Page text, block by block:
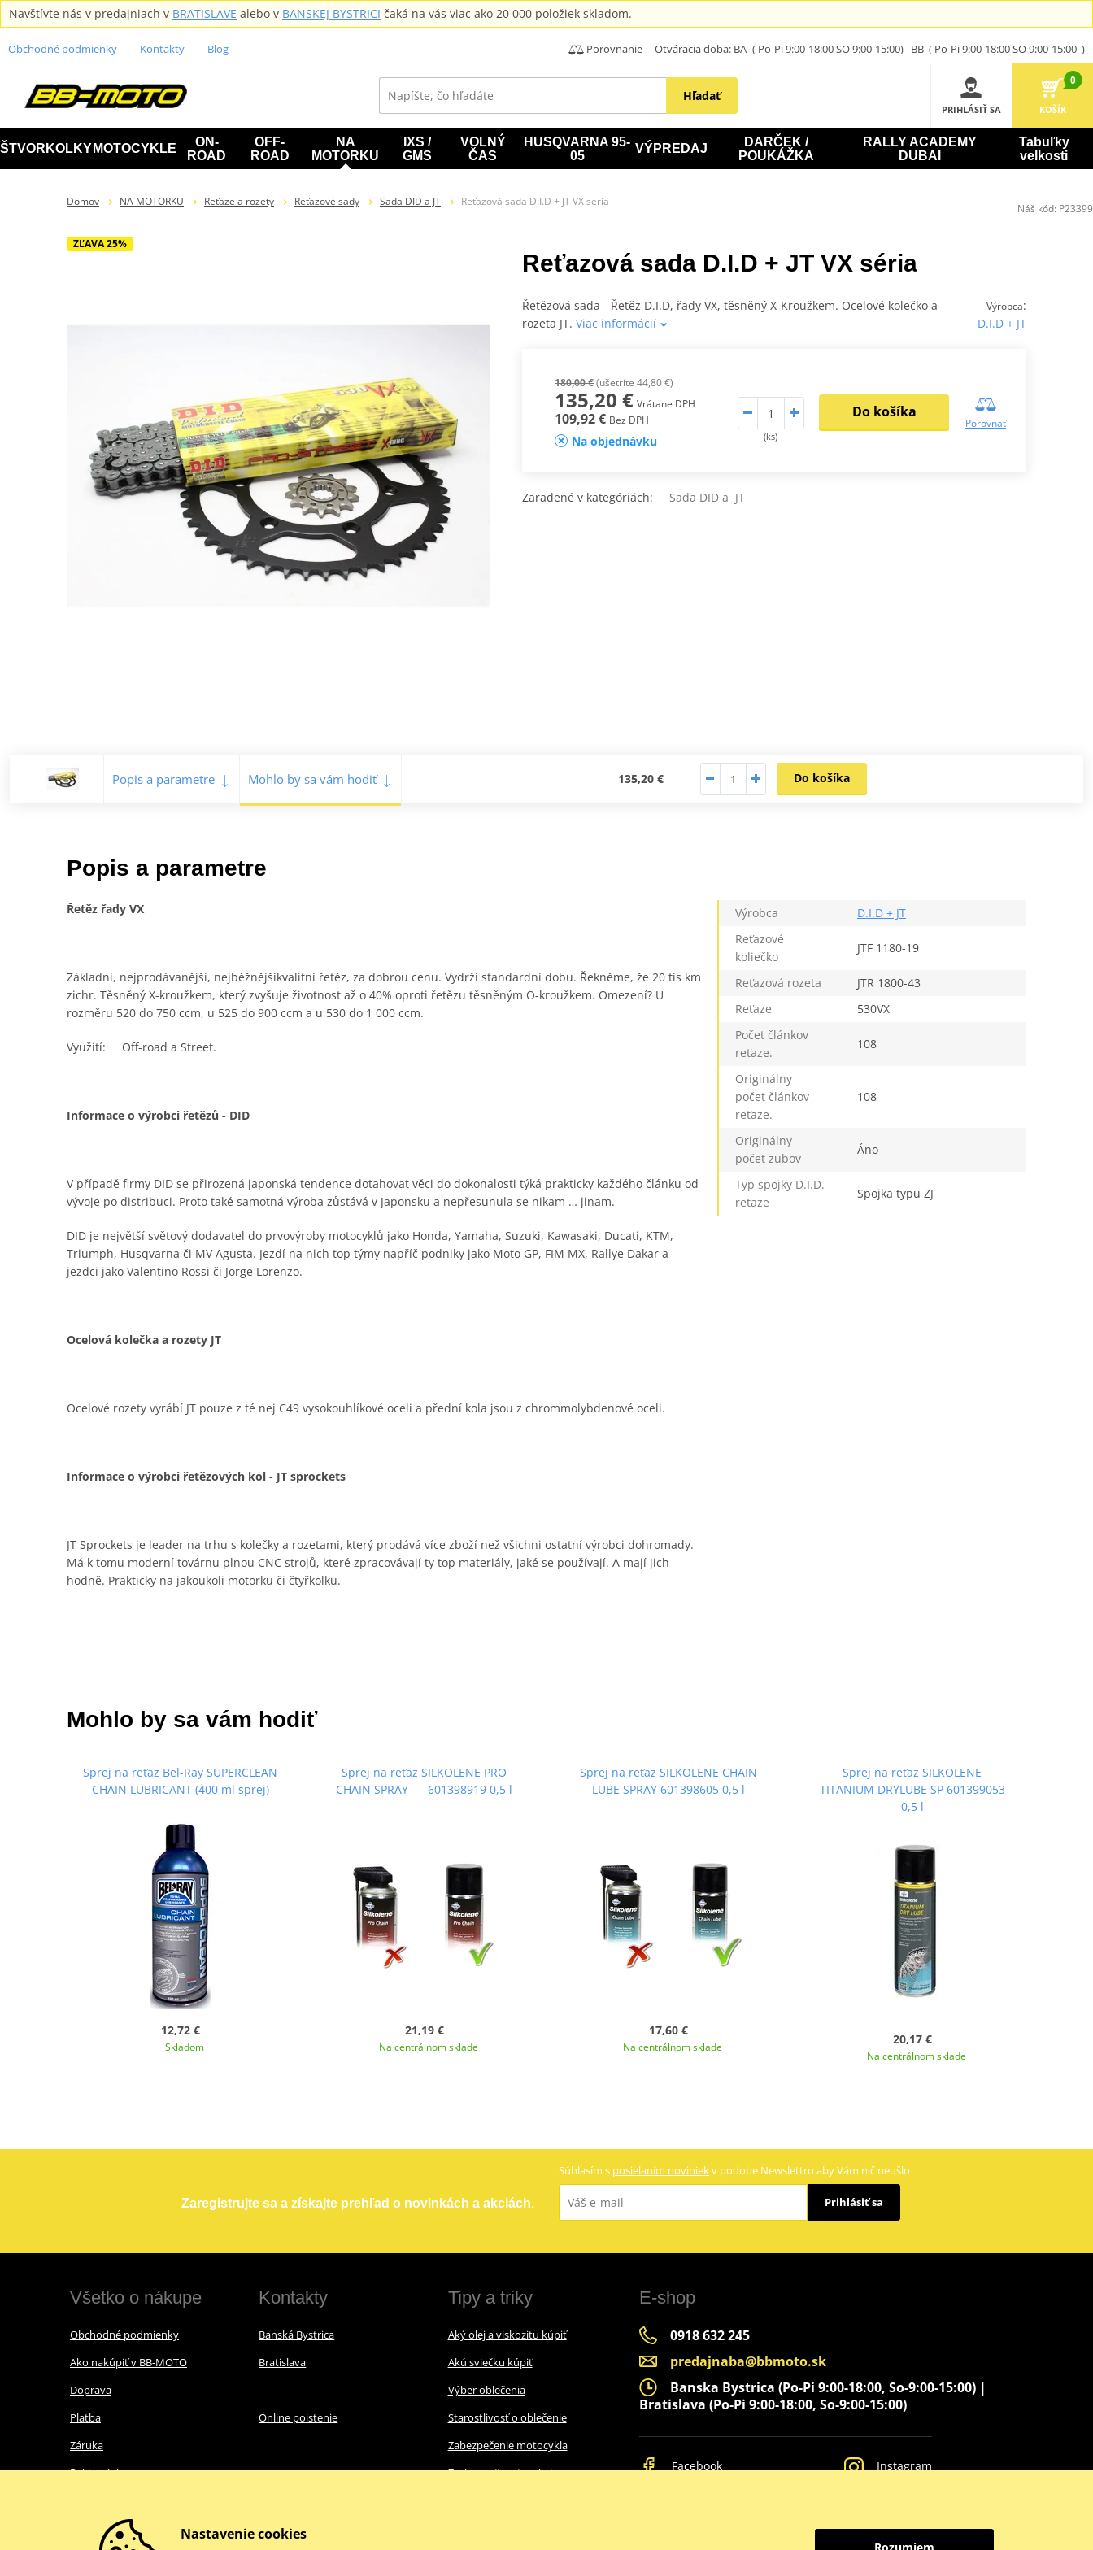
Navštívte nás v predajniach v BRATISLAVE alebo v BANSKEJ BYSTRICI čaká na vás viac ako 20 000 položiek skladom.
Obchodné podmienky Kontakty Blog Porovnanie Otváracia doba: BA- ( Po-Pi 9:00-18:00 SO 9:00-15:00) BB ( Po-Pi 9:00-18:00 SO 9:00-15:00 )
Hľadať
PRIHLÁSIŤ SA
0
KOŠÍK
ŠTVORKOLKY MOTOCYKLE
ON-
ROAD
OFF-
ROAD
NA
MOTORKU
IXS /
GMS
VOLNÝ
ČAS
HUSQVARNA 95-
05
VÝPREDAJ
DARČEK /
POUKÁŽKA
RALLY ACADEMY
DUBAI
Tabuľky
velkosti
Domov NA MOTORKU Reťaze a rozety Reťazové sady Sada DID a JT Reťazová sada D.I.D + JT VX séria
ZĽAVA 25%
Reťazová sada D.I.D + JT VX séria
Výrobca:
D.I.D + JT
Řetězová sada - Řetěz D.I.D, řady VX, těsněný X-Kroužkem. Ocelové kolečko a
rozeta JT. Viac informácií
180,00 €(ušetríte 44,80 €)
135,20 € Vrátane DPH
109,92 € Bez DPH
Na objednávku (ks)
Do košíka
Porovnať
Zaradené v kategóriách: Sada DID a JT
Popis a parametre Mohlo by sa vám hodiť 135,20 € Do košíka
Popis a parametre
Řetěz řady VX
Základní, nejprodávanější, nejběžnějšíkvalitní řetěz, za dobrou cenu. Vydrží standardní dobu. Řekněme, že 20 tis km
zichr. Těsněný X-kroužkem, který zvyšuje životnost až o 40% oproti řetězu těsněným O-kroužkem. Omezení? U
rozměru 520 do 750 ccm, u 525 do 900 ccm a u 530 do 1 000 ccm.
Využití: Off-road a Street.
Informace o výrobci řetězů - DID
V případě firmy DID se přirozená japonská tendence dotahovat věci do dokonalosti týká prakticky každého článku od
vývoje po distribuci. Proto také samotná výroba zůstává v Japonsku a nepřesunula se nikam … jinam.
DID je největší světový dodavatel do prvovýroby motocyklů jako Honda, Yamaha, Suzuki, Kawasaki, Ducati, KTM,
Triumph, Husqvarna či MV Agusta. Jezdí na nich top týmy napříč podniky jako Moto GP, FIM MX, Rallye Dakar a
jezdci jako Valentino Rossi či Jorge Lorenzo.
Ocelová kolečka a rozety JT
Ocelové rozety vyrábí JT pouze z té nej C49 vysokouhlíkové oceli a přední kola jsou z chrommolybdenové oceli.
Informace o výrobci řetězových kol - JT sprockets
JT Sprockets je leader na trhu s kolečky a rozetami, který prodává více zboží než všichni ostatní výrobci dohromady.
Má k tomu moderní továrnu plnou CNC strojů, které zpracovávají ty top materiály, jaké se používají. A mají jich
hodně. Prakticky na jakoukoli motorku či čtyřkolku.
Výrobca
D.I.D + JT
Reťazové
koliečko
JTF 1180-19
Reťazová rozeta
JTR 1800-43
Reťaze
530VX
Počet článkov
reťaze.
108
Originálny
počet článkov
reťaze.
108
Originálny
počet zubov
Áno
Typ spojky D.I.D.
reťaze
Spojka typu ZJ
Náš kód: P23399
Mohlo by sa vám hodiť
Sprej na reťaz Bel-Ray SUPERCLEAN
CHAIN LUBRICANT (400 ml sprej)
12,72 €
Skladom
Sprej na reťaz SILKOLENE PRO
CHAIN SPRAY 601398919 0,5 l
21,19 €
Na centrálnom sklade
Sprej na reťaz SILKOLENE CHAIN
LUBE SPRAY 601398605 0,5 l
17,60 €
Na centrálnom sklade
Sprej na reťaz SILKOLENE
TITANIUM DRYLUBE SP 601399053
0,5 l
20,17 €
Na centrálnom sklade
Zaregistrujte sa a získajte prehľad o novinkách a akciách.
Súhlasím s posielaním noviniekv podobe Newslettru aby Vám nič neušlo
Prihlásiť sa
Všetko o nákupe
Obchodné podmienky
Ako nakúpiť v BB-MOTO
Doprava
Platba
Záruka
Reklamácie
Nákup s nulovou DPH
Kontakty
Banská Bystrica
Bratislava
Online poistenie
Tipy a triky
Aký olej a viskozitu kúpiť
Akú sviečku kúpiť
Výber oblečenia
Starostlivosť o oblečenie
Zabezpečenie motocykla
Zazimovať motocykel
E-shop
0918 632 245
predajnaba@bbmoto.sk
Banska Bystrica (Po-Pi 9:00-18:00, So-9:00-15:00) |
Bratislava (Po-Pi 9:00-18:00, So-9:00-15:00)
Facebook Instagram
Nastavenie cookies